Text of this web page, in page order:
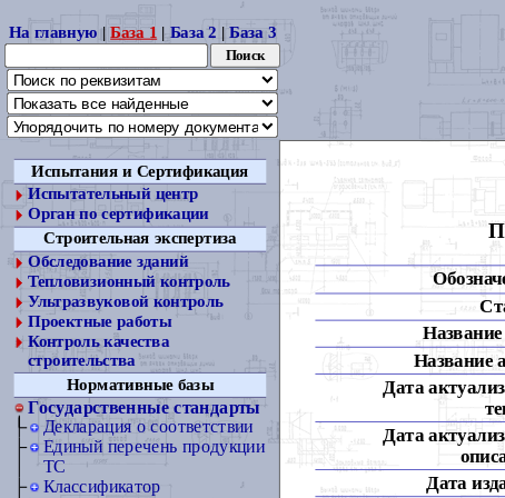
На главную |База 1 | База 2 |База 3
Испытания и Сертификация
Испытательный центр
Орган по сертификации
Строительная экспертиза
Обследование зданий
Тепловизионный контроль
Ультразвуковой контроль
Проектные работы
Контроль качества
строительства
Нормативные базы
Государственные стандарты
Декларация о соответствии
Единый перечень продукции
ТС
Классификатор
Название
Название
Дата
Дата
Дата